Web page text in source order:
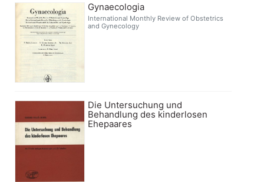
Gynaecologia
International Monthly Review of Obstetrics
and Gynecology
Die Untersuchung und
Behandlung des kinderlosen
Ehepaares